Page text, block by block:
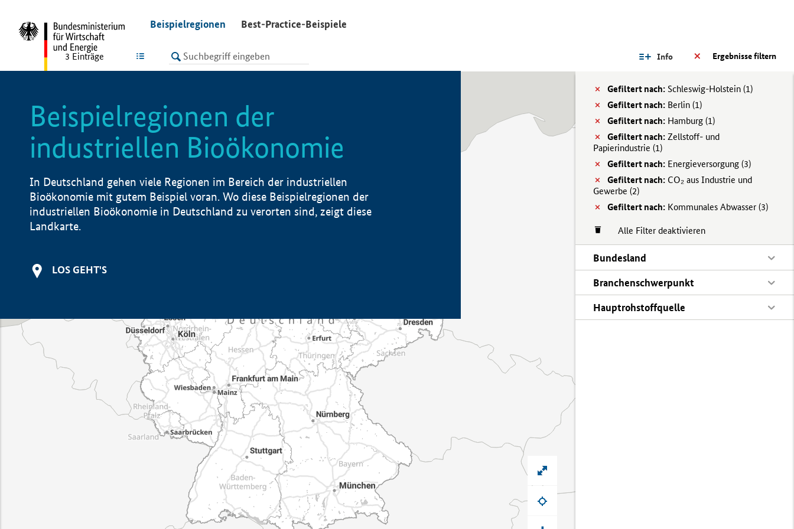
Beispielregionen Best-Practice-Beispiele
LISTE Ergebnisse filtern
Info
Gefiltert nach: Schleswig-Holstein (1)
Gefiltert nach: Berlin (1)
Gefiltert nach: Hamburg (1)
Gefiltert nach: Zellstoff- und
Papierindustrie (1)
Gefiltert nach: Energieversorgung (3)
Gefiltert nach: CO₂ aus Industrie und
Gewerbe (2)
Gefiltert nach: Kommunales Abwasser (3)
Alle Filter deaktivieren
Bundesland
Branchenschwerpunkt
Hauptrohstoffquelle
3 Einträge
Beispielregionen der
industriellen Bioökonomie
In Deutschland gehen viele Regionen im Bereich der industriellen
Bioökonomie mit gutem Beispiel voran. Wo diese Beispielregionen der
industriellen Bioökonomie in Deutschland zu verorten sind, zeigt diese
Landkarte.
LOS GEHT'S